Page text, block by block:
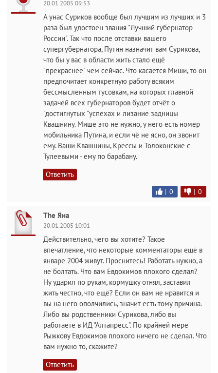
20.01.2005 09:53
А унас Суриков вообще был лучшим из лучших и 3
раза был удостоен звания "Лучший губернатор
России". Так что после отставки вашего
супергубернатора, Путин назначит вам Сурикова,
что бы у вас в области жить стало ещё
"прекраснее" чем сейчас. Что касается Миши, то он
предпочитает конкретную работу всяким
бессмысленным тусовкам, на которых главной
задачей всех губернаторов будет отчёт о
"достигнутых "успехах и лизание задницы
Квашнину. Мише это не нужно, у него есть номер
мобильника Путина, и если чё не ясно, он звонит
ему. Ваши Квашнины, Крессы и Толоконские с
Тулеевыми - ему по барабану.
Ответить
| 0 | 0
The Яна
20.01.2005 10:01
Действительно, чего вы хотите? Такое
впечатление, что некоторые комментаторы ещё в
январе 2004 живут. Проснитесь! Работать нужно, а
не болтать. Что вам Евдокимов плохого сделал?
Ну ударил по рукам, кормушку отнял, заставил
жить честно, что ещё? Если он вам не нравится и
вы на него ополчились, значит есть тому причина.
Либо вы родственники Сурикова, либо вы
работаете в ИД "Алтапресс". По крайней мере
Рыжкову Евдокимов плохого ничего не сделал. Что
вам нужно то, скажите?
Ответить